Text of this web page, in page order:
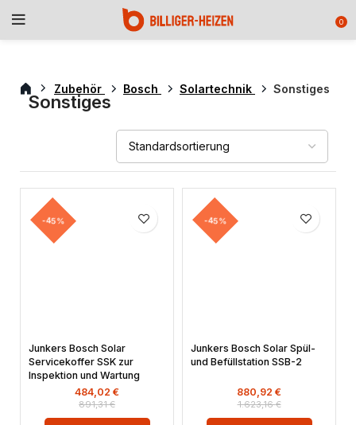
0
Zubehör Bosch Solartechnik Sonstiges
Sonstiges
-45%
Junkers Bosch Solar
Servicekoffer SSK zur
Inspektion und Wartung
891,31€
484,02 €
-45%
Junkers Bosch Solar Spül-
und Befüllstation SSB-2
1.623,16€
880,92 €